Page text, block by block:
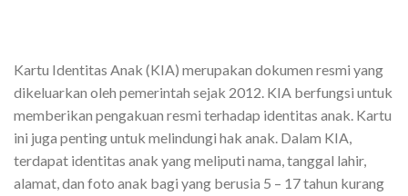
Kartu Identitas Anak (KIA) merupakan dokumen resmi yang
dikeluarkan oleh pemerintah sejak 2012. KIA berfungsi untuk
memberikan pengakuan resmi terhadap identitas anak. Kartu
ini juga penting untuk melindungi hak anak. Dalam KIA,
terdapat identitas anak yang meliputi nama, tanggal lahir,
alamat, dan foto anak bagi yang berusia 5 – 17 tahun kurang